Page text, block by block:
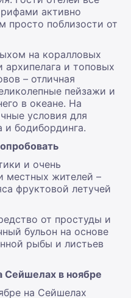
активно
просто поблизости от
на коралловых
архипелага и топовых
– отличная
пейзажи и
в океане. На
условия для
и бодибординга.
и очень
местных жителей –
фруктовой летучей
от простуды и
бульон на основе
рыбы и листьев
Сейшелах в ноябре
на Сейшелах